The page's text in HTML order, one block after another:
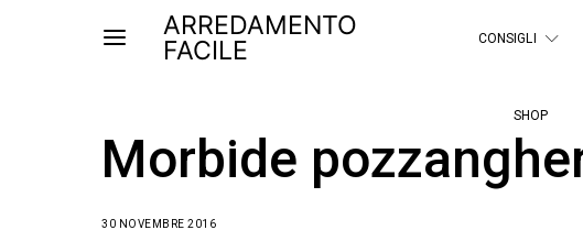
ARREDAMENTO
FACILE
CONSIGLI
SHOP
Morbide
30 NOVEMBRE 2016